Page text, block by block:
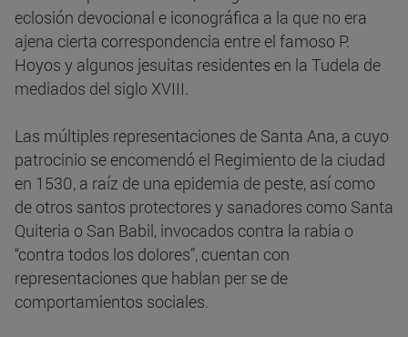
eclosión devocional e iconográfica a la que no era
ajena cierta correspondencia entre el famoso P.
Hoyos y algunos jesuitas residentes en la Tudela de
mediados del siglo XVIII.
Las múltiples representaciones de Santa Ana, a cuyo
patrocinio se encomendó el Regimiento de la ciudad
en 1530, a raíz de una epidemia de peste, así como
de otros santos protectores y sanadores como Santa
Quiteria o San Babil, invocados contra la rabia o
“contra todos los dolores”, cuentan con
representaciones que hablan per se de
comportamientos sociales.